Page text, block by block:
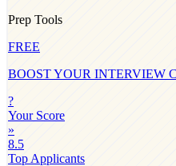
Prep Tools
FREE
BOOST YOUR INTERVIEW
?
Your Score
»
8.5
Top Applicants